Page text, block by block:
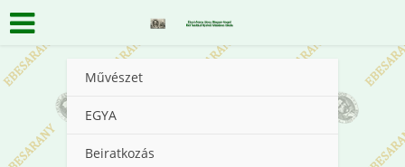
Művészet
EGYA
Beiratkozás